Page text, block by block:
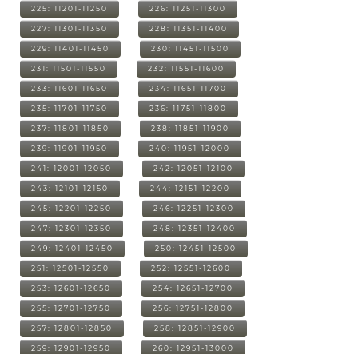
225: 11201-11250 226: 11251-11300
227: 11301-11350 228: 11351-11400
229: 11401-11450 230: 11451-11500
231: 11501-11550 232: 11551-11600
233: 11601-11650 234: 11651-11700
235: 11701-11750 236: 11751-11800
237: 11801-11850 238: 11851-11900
239: 11901-11950 240: 11951-12000
241: 12001-12050 242: 12051-12100
243: 12101-12150 244: 12151-12200
245: 12201-12250 246: 12251-12300
247: 12301-12350 248: 12351-12400
249: 12401-12450 250: 12451-12500
251: 12501-12550 252: 12551-12600
253: 12601-12650 254: 12651-12700
255: 12701-12750 256: 12751-12800
257: 12801-12850 258: 12851-12900
259: 12901-12950 260: 12951-13000